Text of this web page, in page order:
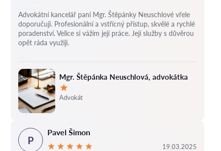
Mgr. Štěpánka Neuschlová, advokátka
Hodnocení:
Advokát
Advokátní kancelář paní Mgr. Štěpánky Neuschlové vřele
doporučuji. Profesionální a vstřícný přístup, skvělé a rychlé
poradenství. Velice si vážím její práce. Její služby s důvěrou
opět ráda využiji.
P
Pavel Šimon
19.03.2025